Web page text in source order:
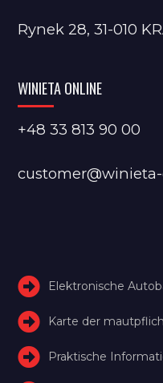
Rynek 28, 31-010
WINIETA ONLINE
+48 33 813 90 00
Elektronische
Karte der
Praktische